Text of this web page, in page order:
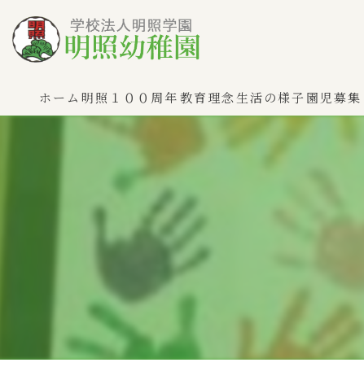
ホーム 明照１００周年教育理念生活の様子 園児募集